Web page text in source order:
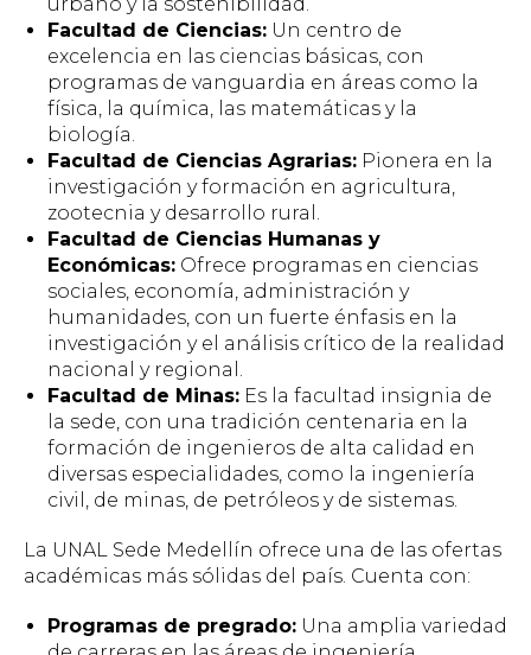
Facultad de Ciencias: Un centro de
excelencia en las ciencias básicas, con
programas de vanguardia en áreas como la
física, la química, las matemáticas y la
biología.
Facultad de Ciencias Agrarias: Pionera en la
investigación y formación en agricultura,
zootecnia y desarrollo rural.
Facultad de Ciencias Humanas y
Económicas: Ofrece programas en ciencias
sociales, economía, administración y
humanidades, con un fuerte énfasis en la
investigación y el análisis crítico de la realidad
nacional y regional.
Facultad de Minas: Es la facultad insignia de
la sede, con una tradición centenaria en la
formación de ingenieros de alta calidad en
diversas especialidades, como la ingeniería
civil, de minas, de petróleos y de sistemas.
La UNAL Sede Medellín ofrece una de las ofertas
académicas más sólidas del país. Cuenta con:
Programas de pregrado: Una amplia variedad